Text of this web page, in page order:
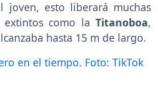
joven, esto liberará muchas
extintos como la Titanoboa,
hasta 15 m de largo.